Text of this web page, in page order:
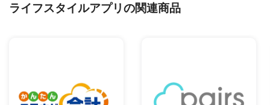
ライフスタイルアプリの関連商品